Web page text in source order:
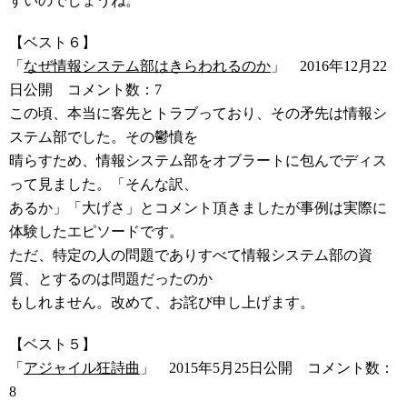
【ベスト６】
「 なぜ情報システム部はきらわれるのか 」 2016年12月22
日公開 コメント数：7
この頃、本当に客先とトラブっており、その矛先は情報シ
ステム部でした。その鬱憤を
晴らすため、情報システム部をオブラートに包んでディス
って見ました。「そんな訳、
あるか」「大げさ」とコメント頂きましたが事例は実際に
体験したエピソードです。
ただ、特定の人の問題でありすべて情報システム部の資
質、とするのは問題だったのか
もしれません。改めて、お詫び申し上げます。
【ベスト５】
「 アジャイル狂詩曲 」 2015年5月25日公開 コメント数：
8